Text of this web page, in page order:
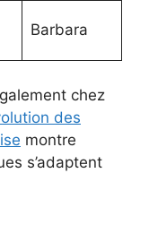
Barbara
chez
des
montre
s’adaptent